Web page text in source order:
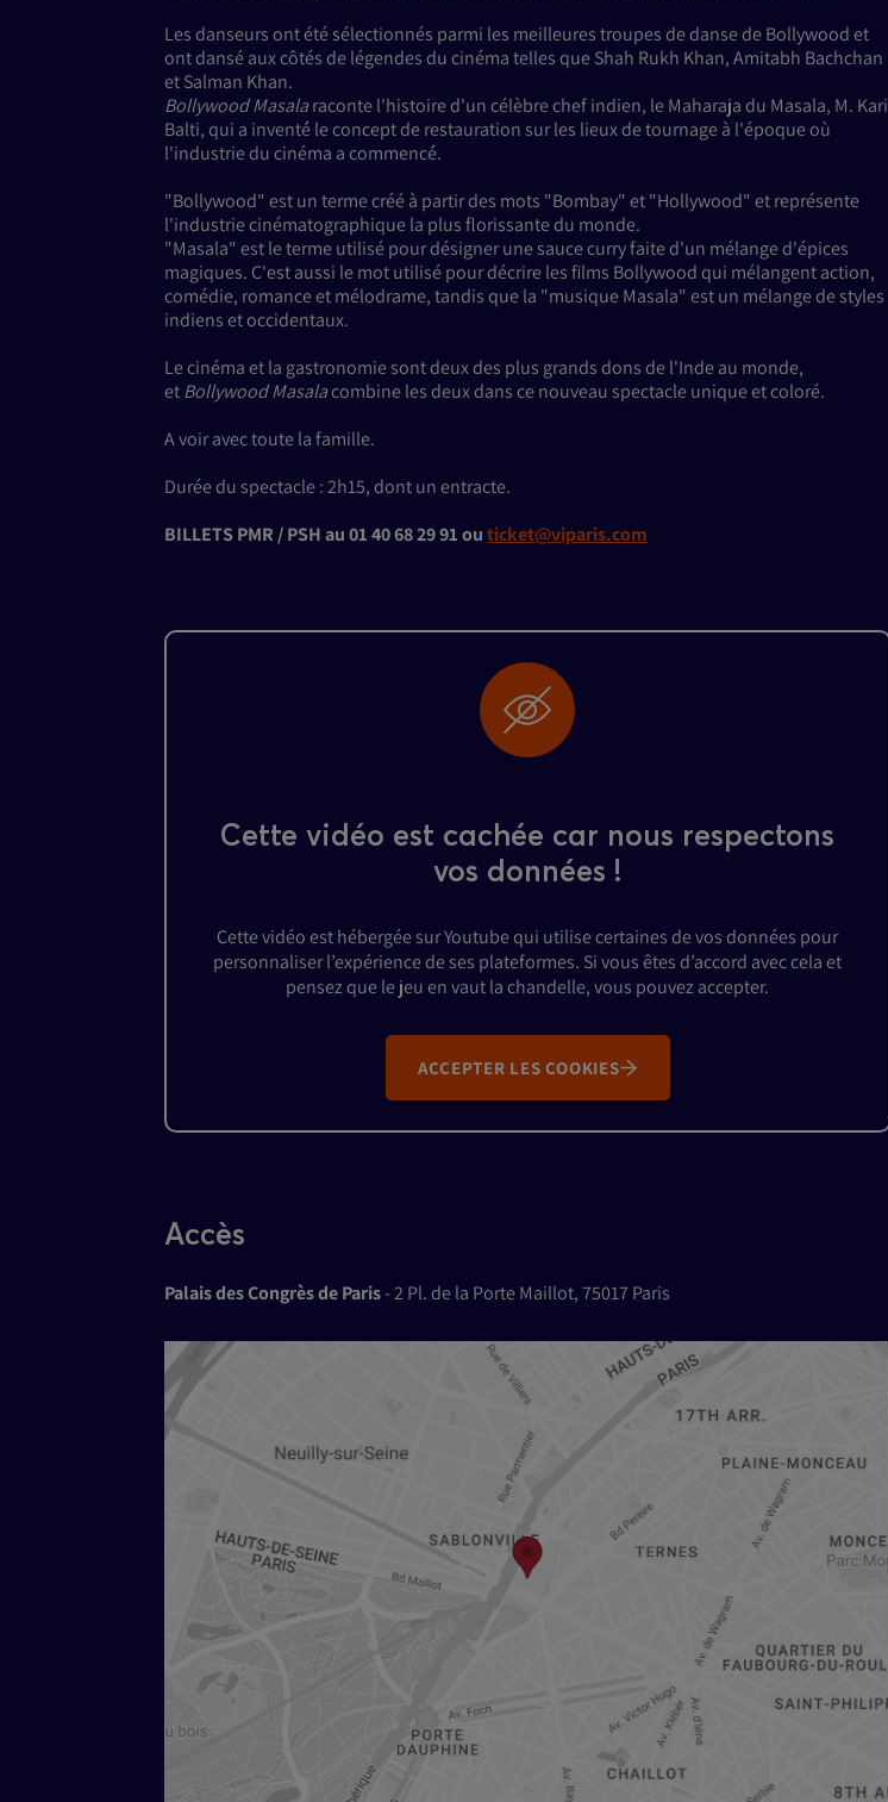
Les danseurs ont été sélectionnés parmi les meilleures troupes de danse de Bollywood et
ont dansé aux côtés de légendes du cinéma telles que Shah Rukh Khan, Amitabh Bachchan
et Salman Khan.
Bollywood Masalaraconte l'histoire d'un célèbre chef indien, le Maharaja du Masala, M. Kari
Balti, qui a inventé́ le concept de restauration sur les lieux de tournage à l'époque où
l'industrie du cinéma a commencé́.
"Bollywood" est un terme créé à partir des mots "Bombay" et "Hollywood" et représente
l'industrie cinématographique la plus florissante du monde.
"Masala" est le terme utilisé pour désigner une sauce curry faite d'un mélange d'épices
magiques. C'est aussi le mot utilisé pour décrire les films Bollywood qui mélangent action,
comédie, romance et mélodrame, tandis que la "musique Masala" est un mélange de styles
indiens et occidentaux.
Le cinéma et la gastronomie sont deux des plus grands dons de l'Inde au monde,
etBollywood Masalacombine les deux dans ce nouveau spectacle unique et coloré.
A voir avec toute la famille.
Durée du spectacle : 2h15, dont un entracte.
BILLETS PMR / PSH au 01 40 68 29 91 outicket@viparis.com
Cette vidéo est cachée car nous respectons
vos données !
Cette vidéo est hébergée sur Youtube qui utilise certaines de vos données pour
personnaliser l’expérience de ses plateformes. Si vous êtes d’accord avec cela et
pensez que le jeu en vaut la chandelle, vous pouvez accepter.
ACCEPTER LES COOKIES
Accès
Palais des Congrès de Paris- 2 Pl. de la Porte Maillot, 75017 Paris